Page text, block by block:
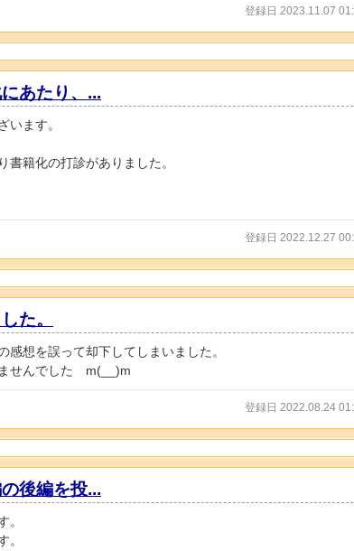
登録日 2023.11.07
あたり、...
います。
書籍化の打診がありました。
登録日 2022.12.27
た。
想を誤って却下してしまいました。
せんでした m(__)m
登録日 2022.08.24
後編を投...
。
。